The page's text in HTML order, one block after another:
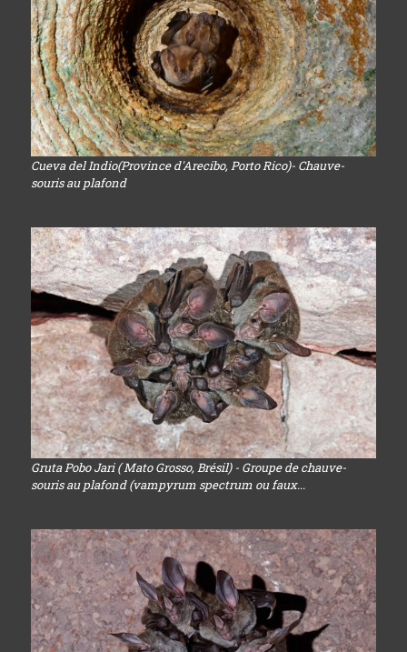
Cueva del Indio(Province d'Arecibo, Porto Rico)- Chauve-
souris au plafond
Gruta Pobo Jari ( Mato Grosso, Brésil) - Groupe de chauve-
souris au plafond (vampyrum spectrum ou faux...